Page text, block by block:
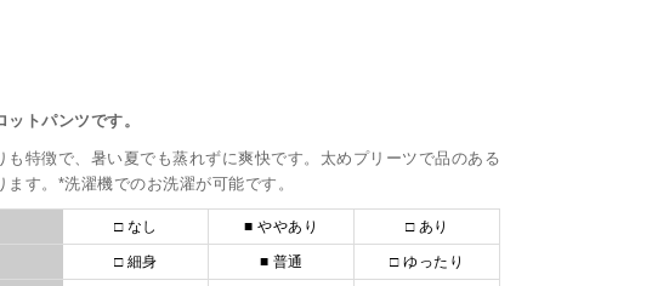
トパンツです。
も特徴で、暑い夏でも蒸れずに爽快です。太めプリーツで品のある
す。*洗濯機でのお洗濯が可能です。
□ なし ■ ややあり □ あり
□ 細身 ■ 普通 □ ゆったり